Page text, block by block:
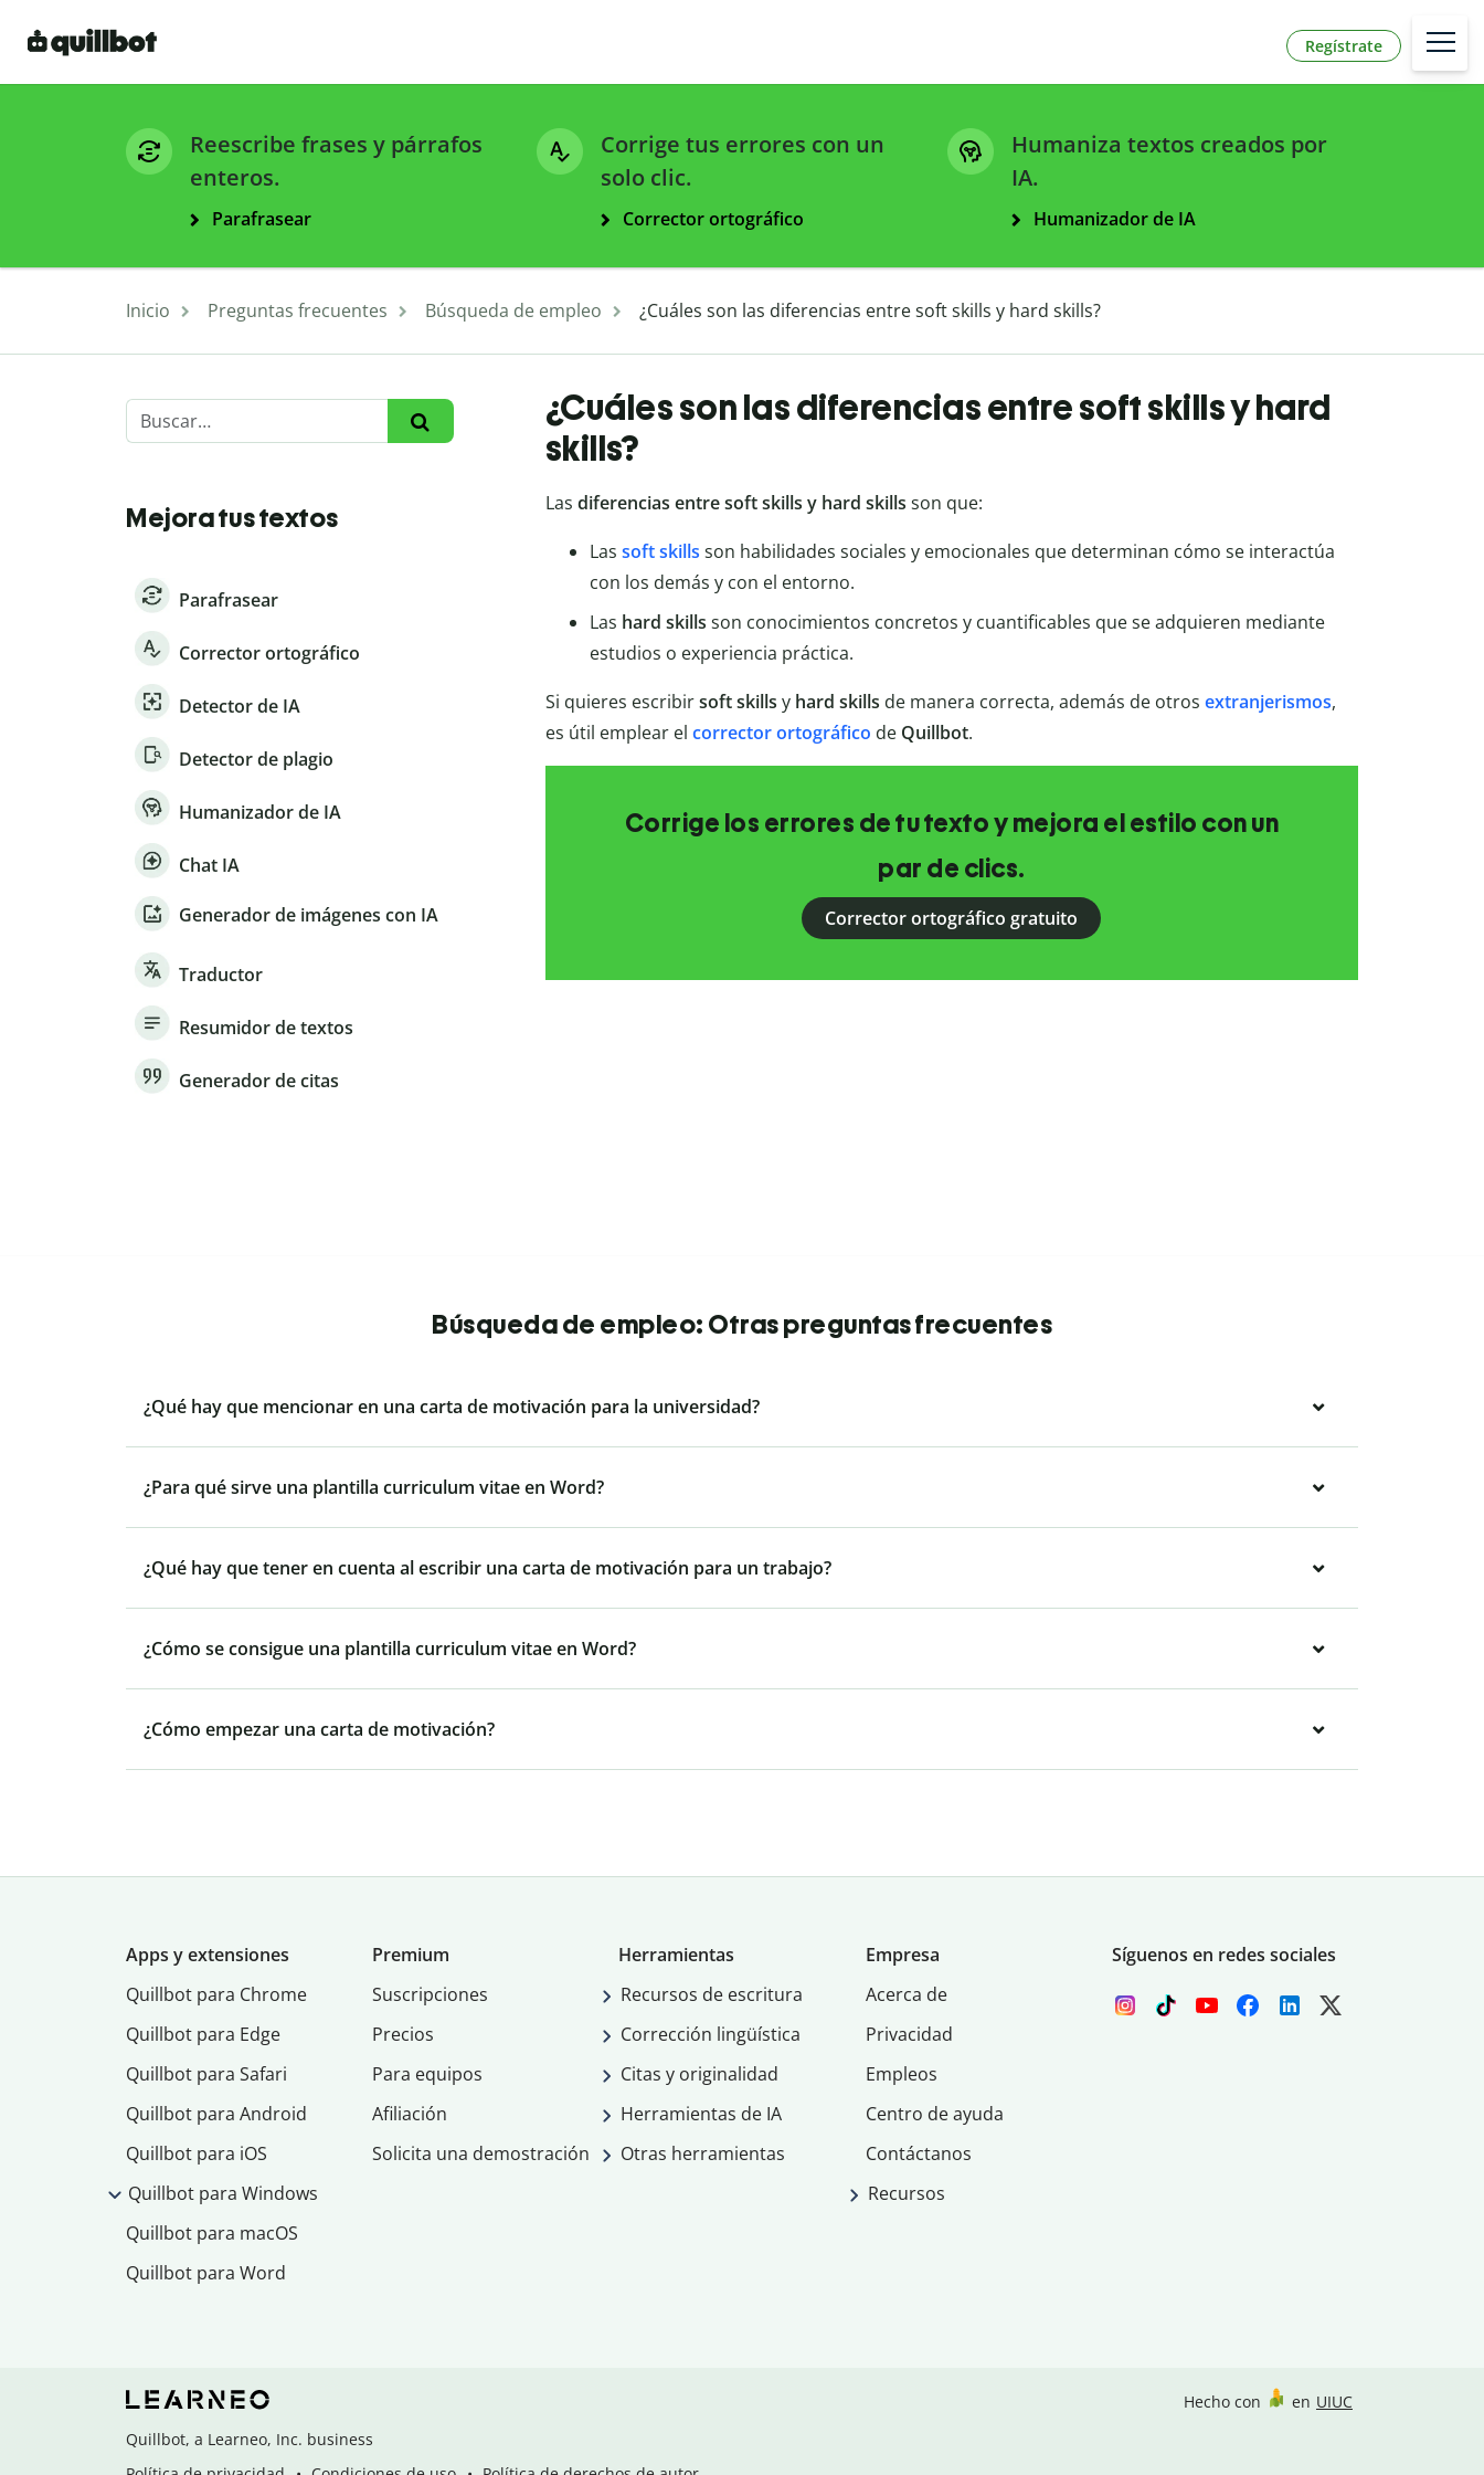
Regístrate
Reescribe frases y párrafos
enteros.
Parafrasear
Corrige tus errores con un
solo clic.
Corrector ortográfico
Humaniza textos creados por
IA.
Humanizador de IA
Inicio Preguntas frecuentes Búsqueda de empleo ¿Cuáles son las diferencias entre soft skills y hard skills?
Mejora tus textos
Parafrasear
Corrector ortográfico
Detector de IA
Detector de plagio
Humanizador de IA
Chat IA
Generador de imágenes con IA
Traductor
Resumidor de textos
Generador de citas
¿Cuáles son las diferencias entre soft skills y hard
skills?
Las diferencias entre soft skills y hard skills son que:
Las soft skills son habilidades sociales y emocionales que determinan cómo se interactúa
con los demás y con el entorno.
Las hard skills son conocimientos concretos y cuantificables que se adquieren mediante
estudios o experiencia práctica.
Si quieres escribirsoft skills y hard skills de manera correcta, además de otros extranjerismos,
es útil emplear el corrector ortográfico de Quillbot.
Corrige los errores de tu texto y mejora el estilo con un
par de clics.
Corrector ortográfico gratuito
Búsqueda de empleo: Otras preguntas frecuentes
¿Qué hay que mencionar en una carta de motivación para la universidad?
¿Para qué sirve una plantilla curriculum vitae en Word?
¿Qué hay que tener en cuenta al escribir una carta de motivación para un trabajo?
¿Cómo se consigue una plantilla curriculum vitae en Word?
¿Cómo empezar una carta de motivación?
Apps y extensiones
Quillbot para Chrome
Quillbot para Edge
Quillbot para Safari
Quillbot para Android
Quillbot para iOS
Quillbot para Windows
Quillbot para macOS
Quillbot para Word
Premium
Suscripciones
Precios
Para equipos
Afiliación
Solicita una demostración
Herramientas
Recursos de escritura
Corrección lingüística
Citas y originalidad
Herramientas de IA
Otras herramientas
Empresa
Acerca de
Privacidad
Empleos
Centro de ayuda
Contáctanos
Recursos
Síguenos en redes sociales
Quillbot, a Learneo, Inc. business
Hecho con en UIUC